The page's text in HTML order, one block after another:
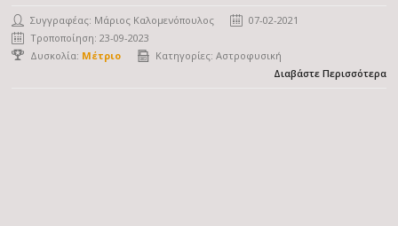
Συγγραφέας: Μάριος Καλομενόπουλος
07-02-2021
Τροποποίηση: 23-09-2023
Δυσκολία: Μέτριο Κατηγορίες:Αστροφυσική
Διαβάστε Περισσότερα